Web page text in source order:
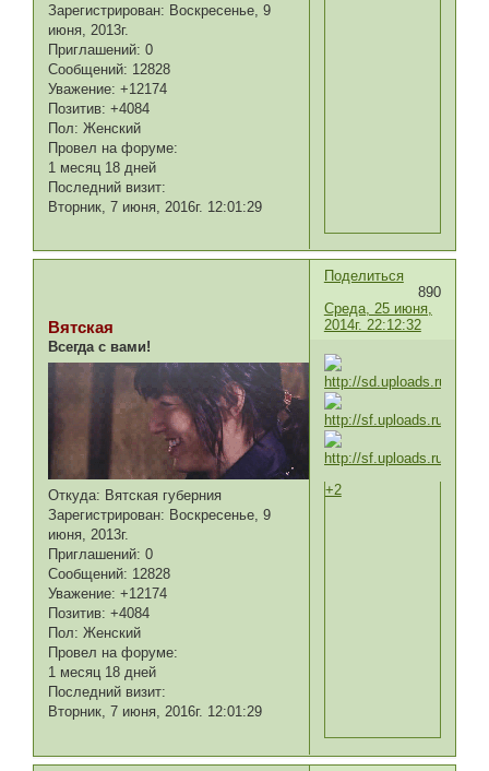
Зарегистрирован: Воскресенье, 9
июня, 2013г.
Приглашений: 0
Сообщений: 12828
Уважение: +12174
Позитив: +4084
Пол: Женский
Провел на форуме:
1 месяц 18 дней
Последний визит:
Вторник, 7 июня, 2016г. 12:01:29
Поделиться
890
Среда, 25 июня,
2014г. 22:12:32
Вятская
Всегда с вами!
Откуда: Вятская губерния
Зарегистрирован: Воскресенье, 9
июня, 2013г.
Приглашений: 0
Сообщений: 12828
Уважение: +12174
Позитив: +4084
Пол: Женский
Провел на форуме:
1 месяц 18 дней
Последний визит:
Вторник, 7 июня, 2016г. 12:01:29
+2